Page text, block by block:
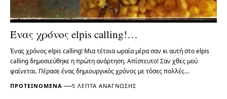
Ένας χρόνος elpis calling!…
Ένας χρόνος elpis calling! Μια τέτοια ωραία μέρα σαν κι αυτή στο elpis
calling δημοσιεύθηκε η πρώτη ανάρτηση. Απίστευτο! Σαν χθες μού
φαίνεται. Πέρασε ένας δημιουργικός χρόνος με τόσες πολλές…
ΠΡΟΤΕΙΝΌΜΕΝΑ 5 ΛΕΠΤΆ ΑΝΆΓΝΩΣΗΣ